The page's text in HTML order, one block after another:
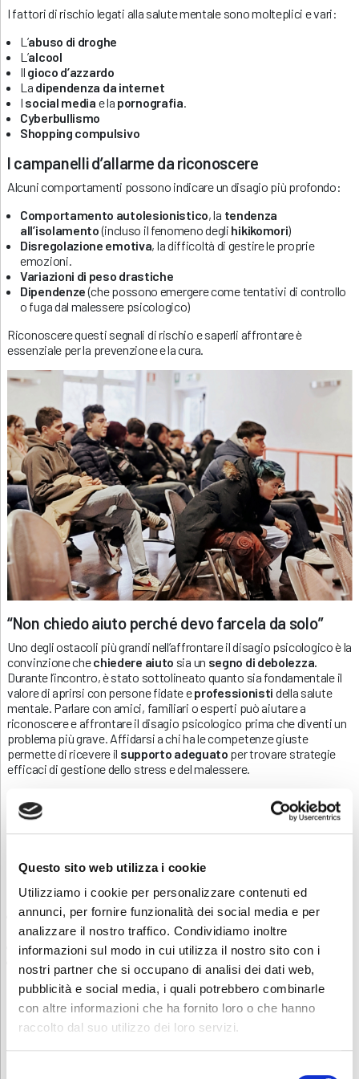
Questo sito web utilizza i cookie
Utilizziamo i cookie per personalizzare contenuti ed
annunci, per fornire funzionalità dei social media e per
analizzare il nostro traffico. Condividiamo inoltre
informazioni sul modo in cui utilizza il nostro sito con i
nostri partner che si occupano di analisi dei dati web,
pubblicità e social media, i quali potrebbero combinarle
con altre informazioni che ha fornito loro o che hanno
raccolto dal suo utilizzo dei loro servizi.
I fattori di rischio legati alla salute mentale sono molteplici e vari:
L’abuso di droghe
L’alcool
Il gioco d’azzardo
La dipendenza da internet
I social media e la pornografia.
Cyberbullismo
Shopping compulsivo
I campanelli d’allarme da riconoscere
Alcuni comportamenti possono indicare un disagio più profondo:
Comportamento autolesionistico, la tendenza
all’isolamento(incluso il fenomeno degli hikikomori)
Disregolazione emotiva, la difficoltà di gestire le proprie
emozioni.
Variazioni di peso drastiche
Dipendenze(che possono emergere come tentativi di controllo
o fuga dal malessere psicologico)
Riconoscere questi segnali di rischio e saperli affrontare è
essenziale per la prevenzione e la cura.
“Non chiedo aiuto perché devo farcela da solo”
Uno degli ostacoli più grandi nell’affrontare il disagio psicologico è la
convinzione chechiedere aiuto sia un segno di debolezza.
Durante l’incontro, è stato sottolineato quanto sia fondamentale il
valore di aprirsi con persone fidate eprofessionisti della salute
mentale. Parlare con amici, familiari o esperti può aiutare a
riconoscere e affrontare il disagio psicologico prima che diventi un
problema più grave. Affidarsi a chi ha le competenze giuste
permette di ricevere il supporto adeguato per trovare strategie
efficaci di gestione dello stress e del malessere.
“Non vado in terapia perché lo psicologo costa
troppo”
questo sono stati presentati diversiservizi gratuiti disponibili
per i giovani:
Ambulatorio UONPIA(Unità Operativa di Neuropsichiatria
dell’Infanzia e dell’Adolescenza)
CPS(Centri Psicosociali per minori di 18 anni)
Centri Giovani
per ragazzi tra i 16 e i 24 anni
Durante l’incontro, è stata presentata l’app“Ankio nel web”, creata
in collaborazione con l’Ospedale di Bergamo e gli studenti
universitari. Questa applicazione, innovativa e interattiva, offre
informazioni sulla salute mentale in modo accessibile e “pop”,